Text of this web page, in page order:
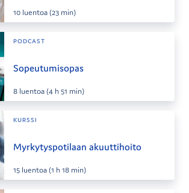
10 luentoa(23 min)
PODCAST
Sopeutumisopas
8 luentoa(4 h 51 min)
KURSSI
Myrkytyspotilaan akuuttihoito
15 luentoa(1 h 18 min)